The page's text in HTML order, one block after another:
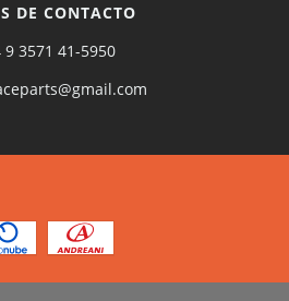
DE CONTACTO
9 3571 41-5950